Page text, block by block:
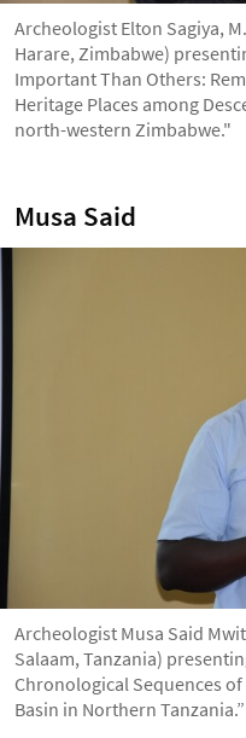
Archeologist Elton Sagiya,
Harare, Zimbabwe)
Important Than Others:
Heritage Places among
north-western Zimbabwe."
Musa Said
Archeologist Musa Said
Salaam, Tanzania)
Chronological Sequences
Basin in Northern Tanzania.”